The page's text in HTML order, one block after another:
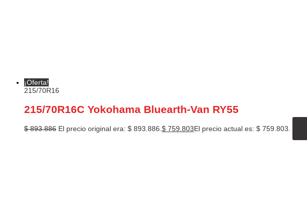
¡Oferta!
215/70R16
215/70R16C Yokohama Bluearth-Van RY55
$893.886 El precio original era: $ 893.886. $ 759.803El precio actual es: $ 759.803.